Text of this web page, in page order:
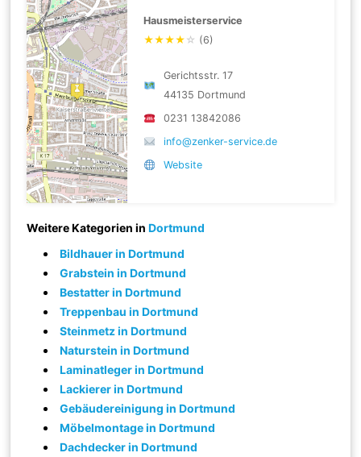
Hausmeisterservice
★★★★ ☆ (6)
Gerichtsstr. 17
44135 Dortmund
0231 13842086
info@zenker-service.de
Website
Weitere Kategorien inDortmund
Bildhauer in Dortmund
Grabstein in Dortmund
Bestatter in Dortmund
Treppenbau in Dortmund
Steinmetz in Dortmund
Naturstein in Dortmund
Laminatleger in Dortmund
Lackierer in Dortmund
Gebäudereinigung in Dortmund
Möbelmontage in Dortmund
Dachdecker in Dortmund